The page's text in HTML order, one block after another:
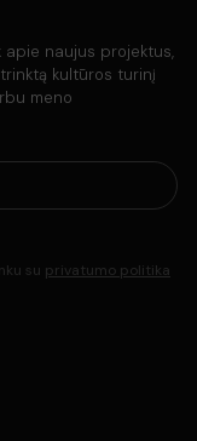
apie naujus projektus,
kultūros turinį
meno
su privatumo politika